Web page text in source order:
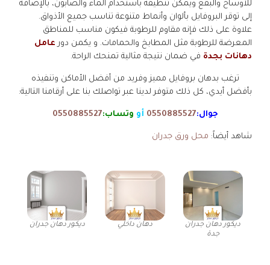
للأوساخ والبقع ويمكن تنظيفه باستخدام الماء والصابون، بالإضافة
إلى توقر البروفايل بألوان وأنماط متنوعة تناسب جميع الأذواق.
علاوة على ذلك فإنه مقاوم للرطوبة فيكون مناسب للمناطق
المعرضة للرطوبة مثل المطابخ والحمامات. و يكمن دور عامل
دهانات بجدة في ضمان نتيجة مثالية تمنحك الراحة.
ترغب بدهان بروفايل مميز وفريد من أفضل الأماكن وتنفيذه
بأفضل أيدي، كل ذلك متوفر لدينا عبر تواصلك بنا على أرقامنا التالية:
جوال:0550885527 أو وتساب:0550885527
شاهد أيضاً: محل ورق جدران
ديكور دهان جدران
جدة
دهان داخلي ديكور دهان جدران